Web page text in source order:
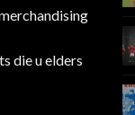
die u elders